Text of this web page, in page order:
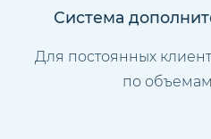
Система
Для постоянных
по